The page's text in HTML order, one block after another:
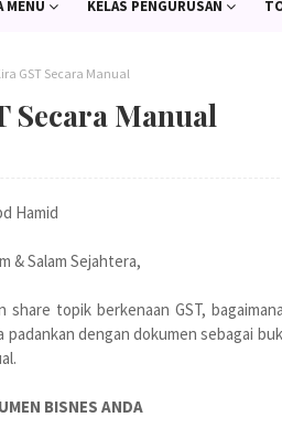
MENU KELAS PENGURUSAN
GST Secara Manual
Secara Manual
Hamid
& Salam Sejahtera,
share topik berkenaan GST,
dengan dokumen sebagai
BISNES ANDA